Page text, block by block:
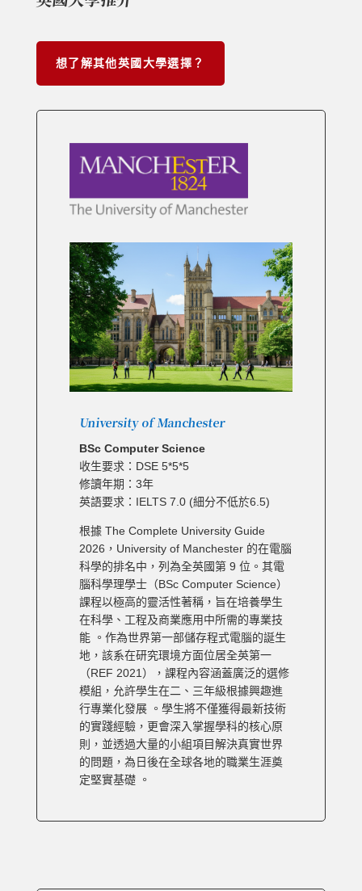
想了解其他英國大學選擇？
University of Manchester
BSc Computer Science
收生要求：DSE 5*5*5
修讀年期：3年
英語要求：IELTS 7.0 (細分不低於6.5)
根據 The Complete University Guide
2026，University of Manchester 的在電腦
科學的排名中，列為全英國第 9 位。其電
腦科學理學士（BSc Computer Science）
課程以極高的靈活性著稱，旨在培養學生
在科學、工程及商業應用中所需的專業技
能 。作為世界第一部儲存程式電腦的誕生
地，該系在研究環境方面位居全英第一
（REF 2021），課程內容涵蓋廣泛的選修
模組，允許學生在二、三年級根據興趣進
行專業化發展 。學生將不僅獲得最新技術
的實踐經驗，更會深入掌握學科的核心原
則，並透過大量的小組項目解決真實世界
的問題，為日後在全球各地的職業生涯奠
定堅實基礎 。